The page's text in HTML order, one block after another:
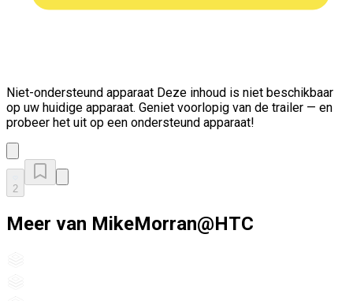
Niet-ondersteund apparaat Deze inhoud is niet beschikbaar
op uw huidige apparaat. Geniet voorlopig van de trailer — en
probeer het uit op een ondersteund apparaat!
2
Meer van MikeMorran@HTC